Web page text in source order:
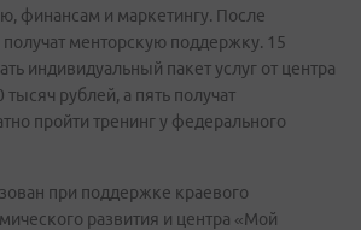
финансам и маркетингу. После
менторскую поддержку. 15
индивидуальный пакет услуг от центра
рублей, а пять получат
пройти тренинг у федерального
при поддержке краевого
развития и центра «Мой